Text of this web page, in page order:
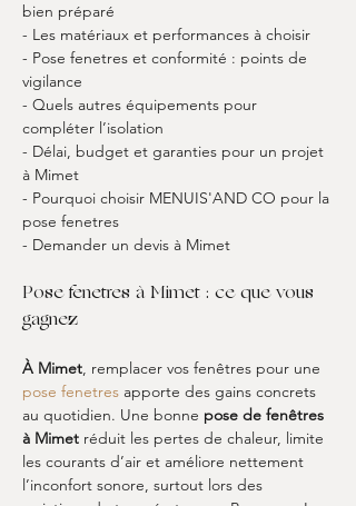
bien préparé
- Les matériaux et performances à choisir
- Pose fenetres et conformité : points de
vigilance
- Quels autres équipements pour
compléter l’isolation
- Délai, budget et garanties pour un projet
à Mimet
- Pourquoi choisir MENUIS'AND CO pour la
pose fenetres
- Demander un devis à Mimet
Pose fenetres à Mimet : ce que vous
gagnez
À Mimet, remplacer vos fenêtres pour une
pose fenetres apporte des gains concrets
au quotidien. Une bonne pose de fenêtres
à Mimet réduit les pertes de chaleur, limite
les courants d’air et améliore nettement
l’inconfort sonore, surtout lors des